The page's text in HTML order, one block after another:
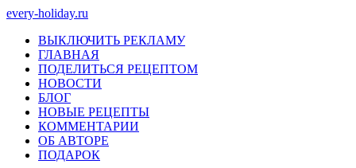
every-holiday.ru
ВЫКЛЮЧИТЬ РЕКЛАМУ
ГЛАВНАЯ
ПОДЕЛИТЬСЯ РЕЦЕПТОМ
НОВОСТИ
БЛОГ
НОВЫЕ РЕЦЕПТЫ
КОММЕНТАРИИ
ОБ АВТОРЕ
ПОДАРОК